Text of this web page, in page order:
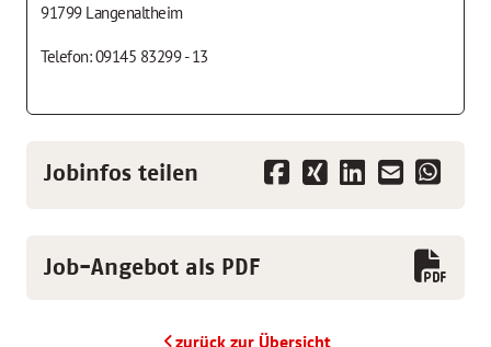
91799 Langenaltheim
Telefon: 09145 83299 - 13
Jobinfos teilen
Job-Angebot als PDF
zurück zur Übersicht